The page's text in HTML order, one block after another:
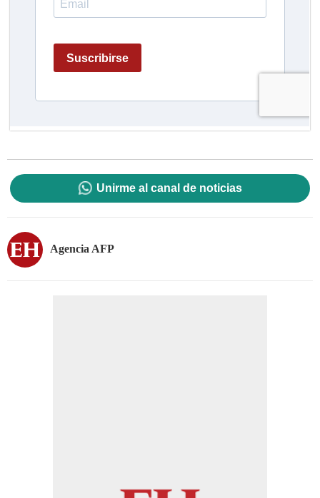
Unirme al canal de noticias
Agencia AFP